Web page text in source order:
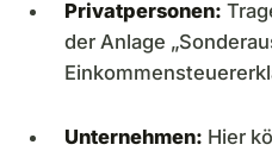
Privatpersonen:
der Anlage
Unternehmen: Hier